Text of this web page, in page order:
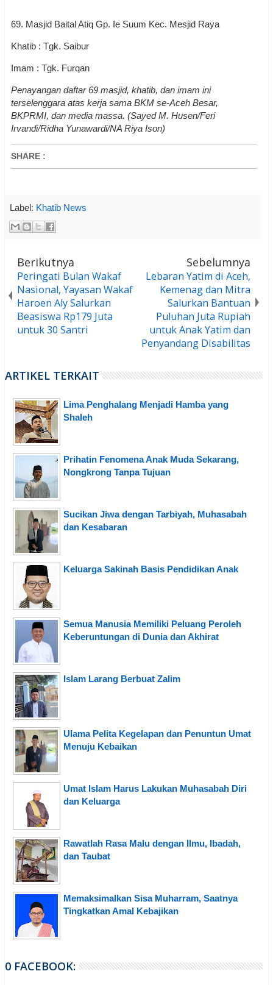
69. Masjid Baital Atiq Gp. Ie Suum Kec. Mesjid Raya
Khatib : Tgk. Saibur
Imam : Tgk. Furqan
Penayangan daftar 69 masjid, khatib, dan imam ini
terselenggara atas kerja sama BKM se-Aceh Besar,
BKPRMI, dan media massa. (Sayed M. Husen/Feri
Irvandi/Ridha Yunawardi/NA Riya Ison)
SHARE :
Label: Khatib News
Berikutnya
Peringati Bulan Wakaf
Nasional, Yayasan Wakaf
Haroen Aly Salurkan
Beasiswa Rp179 Juta
untuk 30 Santri
Sebelumnya
Lebaran Yatim di Aceh,
Kemenag dan Mitra
Salurkan Bantuan
Puluhan Juta Rupiah
untuk Anak Yatim dan
Penyandang Disabilitas
ARTIKEL TERKAIT
Lima Penghalang Menjadi Hamba yang
Shaleh
Prihatin Fenomena Anak Muda Sekarang,
Nongkrong Tanpa Tujuan
Sucikan Jiwa dengan Tarbiyah, Muhasabah
dan Kesabaran
Keluarga Sakinah Basis Pendidikan Anak
Semua Manusia Memiliki Peluang Peroleh
Keberuntungan di Dunia dan Akhirat
Islam Larang Berbuat Zalim
Ulama Pelita Kegelapan dan Penuntun Umat
Menuju Kebaikan
Umat Islam Harus Lakukan Muhasabah Diri
dan Keluarga
Rawatlah Rasa Malu dengan Ilmu, Ibadah,
dan Taubat
Memaksimalkan Sisa Muharram, Saatnya
Tingkatkan Amal Kebajikan
0 FACEBOOK: